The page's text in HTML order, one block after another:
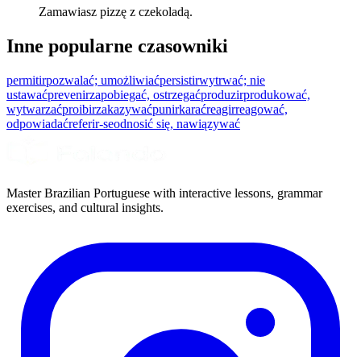
Zamawiasz pizzę z czekoladą.
Inne popularne czasowniki
permitirpozwalać; umożliwiaćpersistirwytrwać; nie
ustawaćprevenirzapobiegać, ostrzegaćproduzirprodukować,
wytwarzaćproibirzakazywaćpunirkaraćreagirreagować,
odpowiadaćreferir-seodnosić się, nawiązywać
Master Brazilian Portuguese with interactive lessons, grammar
exercises, and cultural insights.